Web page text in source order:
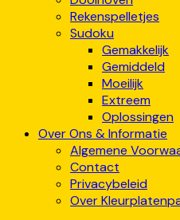
Rekenspelletjes
Sudoku
Gemakkelijk
Gemiddeld
Moeilijk
Extreem
Oplossingen
Over Ons & Informatie
Algemene
Contact
Privacybeleid
Over